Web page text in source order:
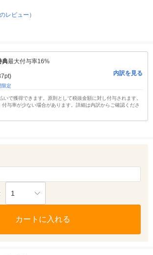
レビュー）
典最大付与率16%
限定
内訳を見る
いで獲得できます。原則として税抜金額に対し付与されます。
与率が少ない場合があります。詳細は内訳からご確認くださ
1
カートに入れる